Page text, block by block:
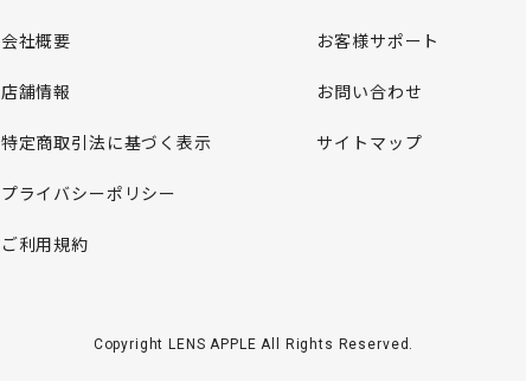
会社概要
店舗情報
特定商取引法に基づく表示
プライバシーポリシー
ご利用規約
お客様サポート
お問い合わせ
サイトマップ
Copyright LENS APPLE All Rights Reserved.